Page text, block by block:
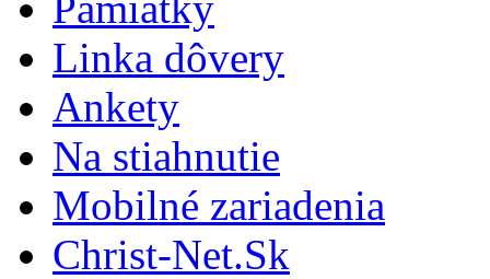
Linka dôvery
Ankety
Na stiahnutie
Mobilné zariadenia
Christ-Net.Sk